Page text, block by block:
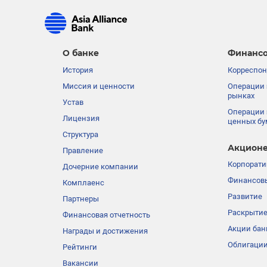
О банке
История
Миссия и ценности
Устав
Лицензия
Структура
Правление
Дочерние компании
Комплаенс
Партнеры
Финансовая отчетность
Награды и достижения
Рейтинги
Вакансии
Операции
рынках
Операции
ценных
Развитие
Акции